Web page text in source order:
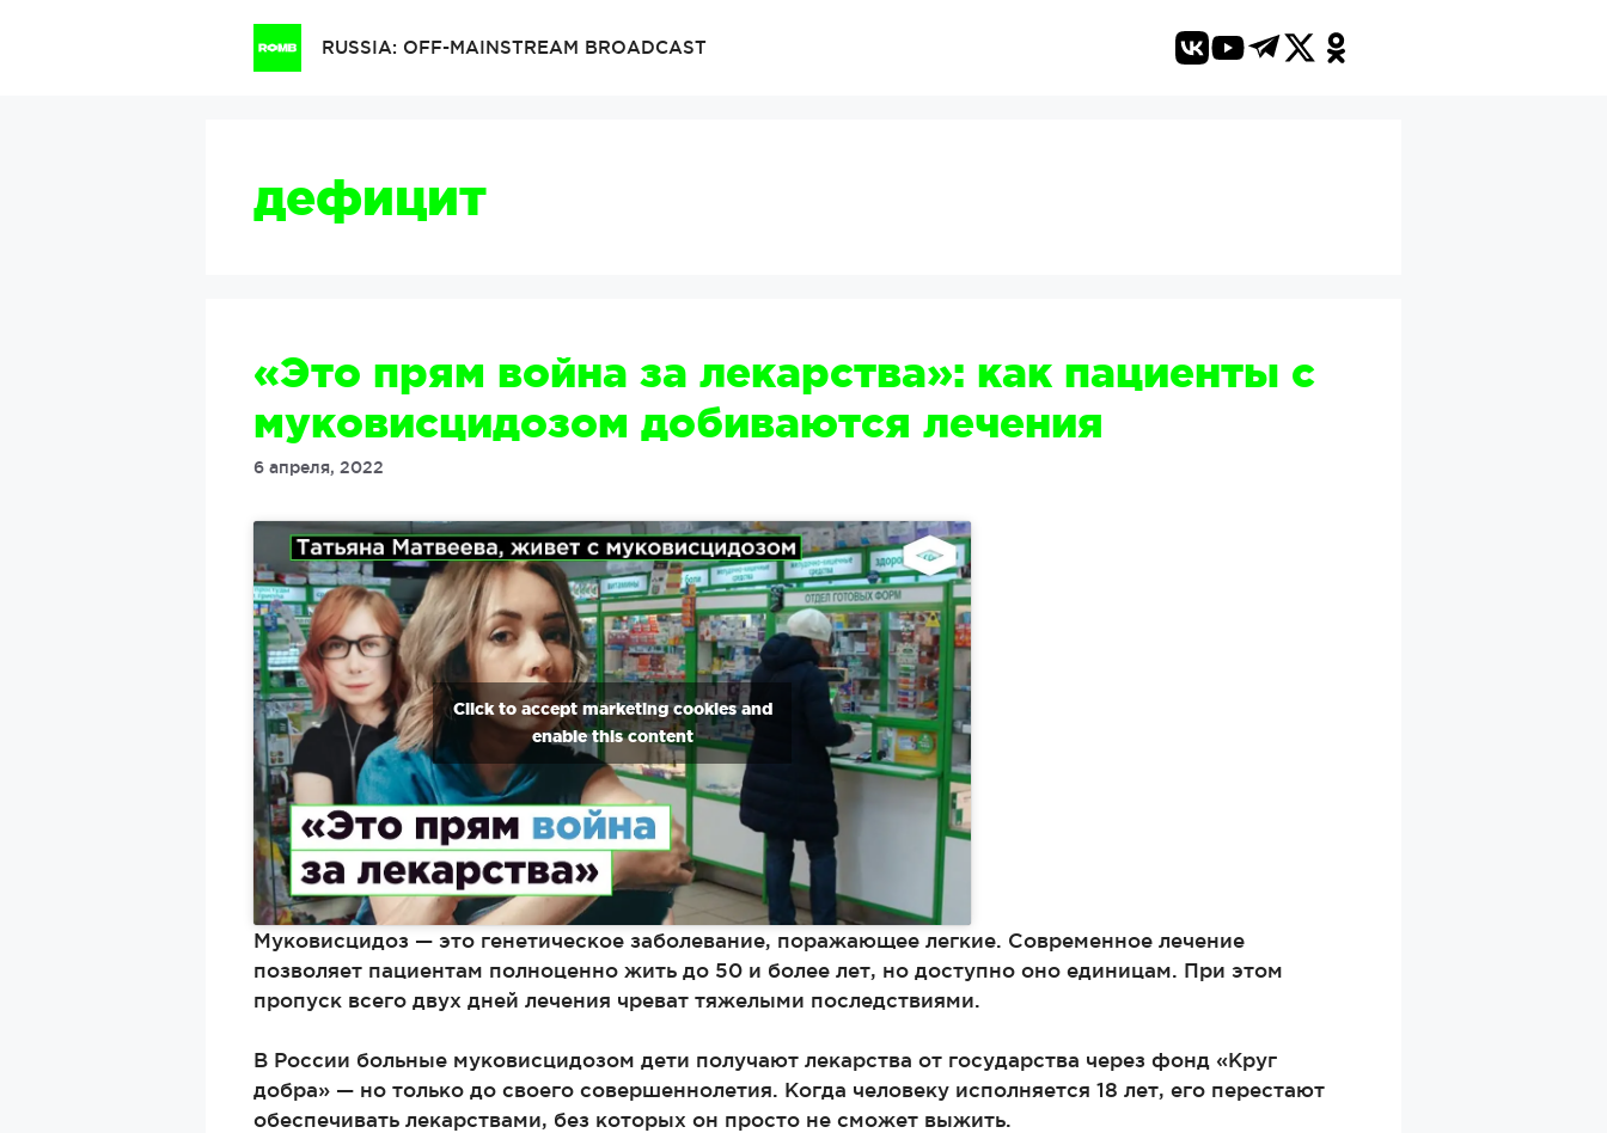
RUSSIA: OFF-MAINSTREAM BROADCAST
дефицит
«Это прям война за лекарства»: как пациенты с
муковисцидозом добиваются лечения
6 апреля, 2022
Click to accept marketing cookies and
enable this content
Муковисцидоз — это генетическое заболевание, поражающее легкие. Современное лечение
позволяет пациентам полноценно жить до 50 и более лет, но доступно оно единицам. При этом
пропуск всего двух дней лечения чреват тяжелыми последствиями.
В России больные муковисцидозом дети получают лекарства от государства через фонд «Круг
добра» — но только до своего совершеннолетия. Когда человеку исполняется 18 лет, его перестают
обеспечивать лекарствами, без которых он просто не сможет выжить.